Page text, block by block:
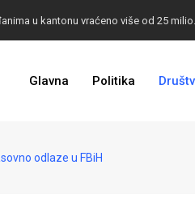
KONAKOVIĆ PALI ALARM: Otvoreno pismo UN-u
Glavna Politika
odlaze u FBiH